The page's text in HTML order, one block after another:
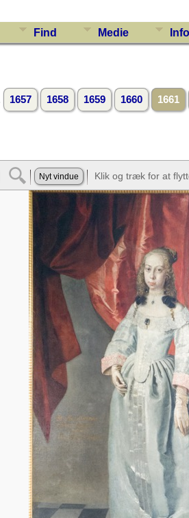
Find Medie Info
1657 1658 1659 1660 1661